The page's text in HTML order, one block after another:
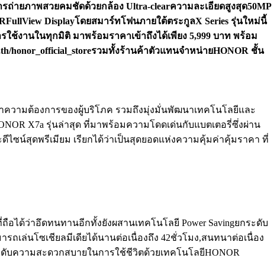
ถ่ายภาพสวยคมชัดด้วยกล้อง Ultra-clearความละเอียดสูงสุด50MP
Displayโดยสมาร์ทโฟนภายใต้ตระกูลX Series รุ่นใหม่นี้
งานในทุกมิติ มาพร้อมราคาเข้าถึงได้เพียง 5,999 บาท พร้อม
honor_official_storeรวมทั้งร้านค้าตัวแทนจำหน่ายHONOR ชั้น
าความต้องการของผู้บริโภค รวมถึงมุ่งมั่นพัฒนาเทคโนโลยีและ
X7a รุ่นล่าสุด ที่มาพร้อมความโดดเด่นกับแบตเตอรี่ซึ่งผ่าน
ไซน์สุดพรีเมียม เรียกได้ว่าเป็นสุดยอดแห่งความคุ้มค่าคุ้มราคา ที่
ได้ว่าอึดทนทานอีกทั้งยังผสานเทคโนโลยี Power Savingยกระดับ
ถเล่นโซเชียลมีเดียได้นานต่อเนื่องถึง 42ชั่วโมง,สนทนาต่อเนื่อง
ความสะดวกสบายในการใช้ชีวิตด้วยเทคโนโลยีHONOR